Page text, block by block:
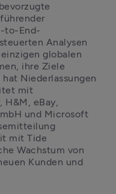
to-End-
Analysen
globalen
ihre Ziele
Niederlassungen
mit
H&M, eBay,
und Microsoft
mit Tide
Wachstum von
Kunden und